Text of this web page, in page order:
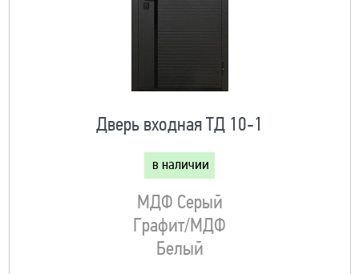
Дверь входная ТД 10-1
в наличии
МДФ Серый
Графит/МДФ
Белый